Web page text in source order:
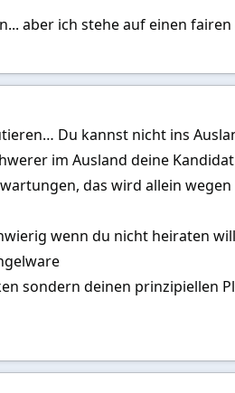
aber ich stehe auf einen
Du kannst nicht ins
im Ausland deine
das wird allein
wenn du nicht heiraten
sondern deinen prinzipiellen